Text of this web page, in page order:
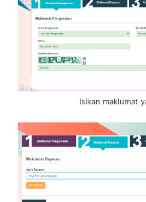
Isikan maklumat